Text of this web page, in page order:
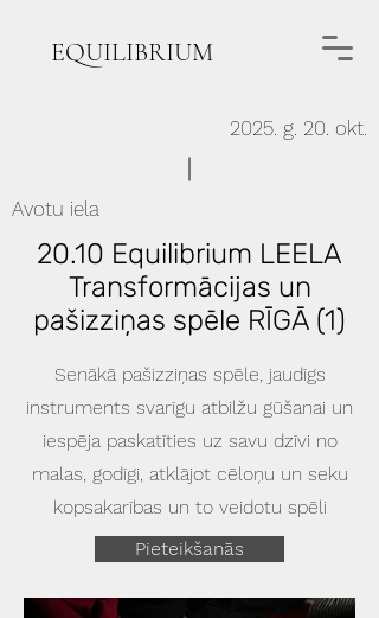
EQUILIBRIUM
2025. g. 20. okt.
Avotu iela
20.10 Equilibrium LEELA
Transformācijas un
pašizziņas spēle RĪGĀ (1)
Senākā pašizziņas spēle, jaudīgs
instruments svarīgu atbilžu gūšanai un
iespēja paskatīties uz savu dzīvi no
malas, godīgi, atklājot cēloņu un seku
kopsakarības un to veidotu spēli
Pieteikšanās